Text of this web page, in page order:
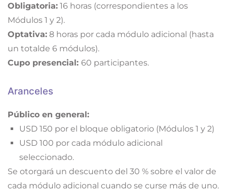
Obligatoria: 16 horas (correspondientes a los
Módulos 1 y 2).
Optativa: 8 horas por cada módulo adicional (hasta
un totalde 6 módulos).
Cupo presencial: 60 participantes.
Aranceles
Público en general:
USD 150 por el bloque obligatorio (Módulos 1 y 2)
USD 100 por cada módulo adicional
seleccionado.
Se otorgará un descuento del 30 % sobre el valor de
cada módulo adicional cuando se curse más de uno.